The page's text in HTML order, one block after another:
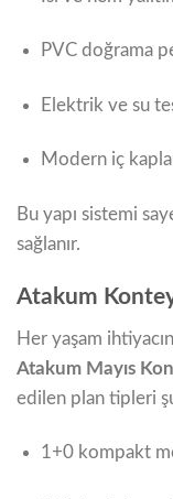
PVC doğrama
Elektrik ve su
Modern iç
Bu yapı sistemi
sağlanır.
Atakum
Her yaşam
Atakum Mayıs
edilen plan tipleri
1+0 kompakt